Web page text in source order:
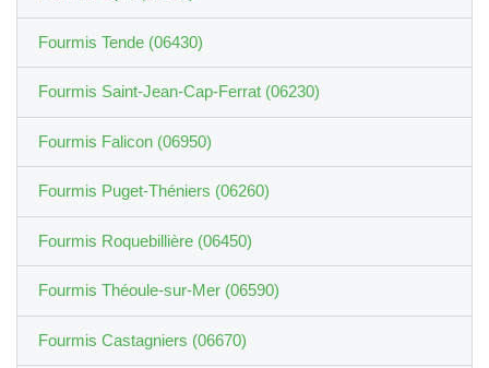
Fourmis Tende (06430)
Fourmis Saint-Jean-Cap-Ferrat (06230)
Fourmis Falicon (06950)
Fourmis Puget-Théniers (06260)
Fourmis Roquebillière (06450)
Fourmis Théoule-sur-Mer (06590)
Fourmis Castagniers (06670)